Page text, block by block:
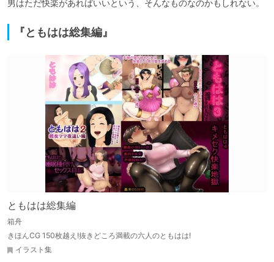
男はただ快楽があればいいという、そんなものなのかもしれない。
『ともはは総集編』
ともはは総集編
箱舟
きほんCG 150枚越え!抜きどころ満載の六人のともはは!
イラスト集